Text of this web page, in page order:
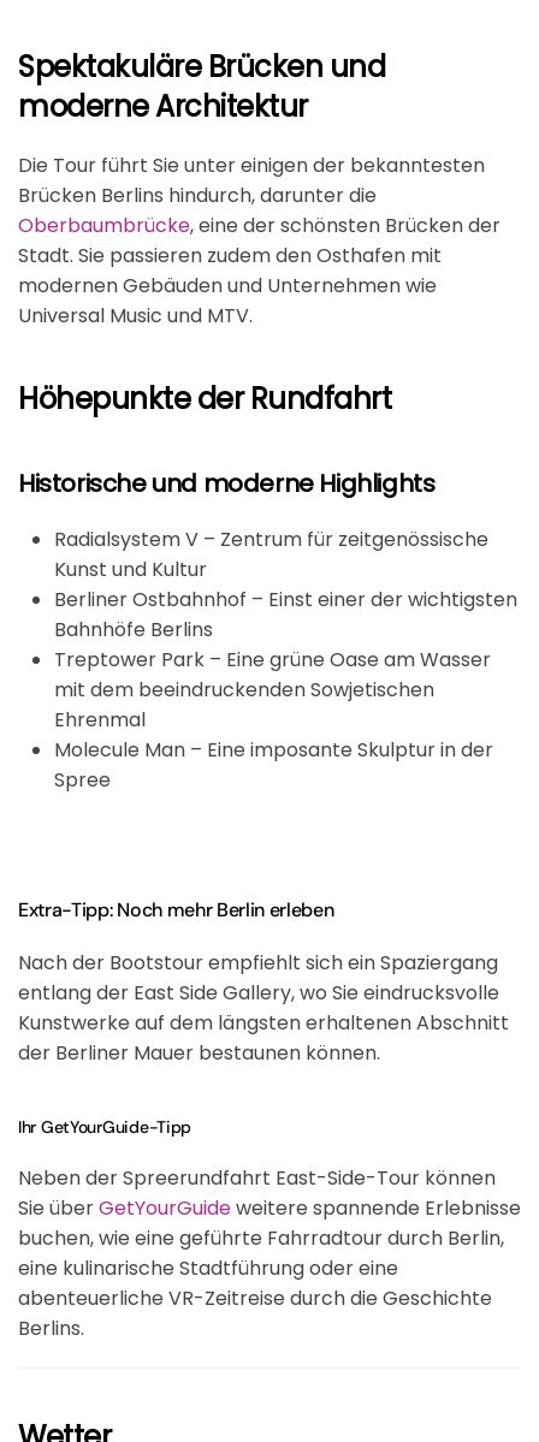
Spektakuläre Brücken und
moderne Architektur
Die Tour führt Sie unter einigen der bekanntesten
Brücken Berlins hindurch, darunter die
Oberbaumbrücke, eine der schönsten Brücken der
Stadt. Sie passieren zudem den Osthafen mit
modernen Gebäuden und Unternehmen wie
Universal Music und MTV.
Höhepunkte der Rundfahrt
Historische und moderne Highlights
Radialsystem V – Zentrum für zeitgenössische
Kunst und Kultur
Berliner Ostbahnhof – Einst einer der wichtigsten
Bahnhöfe Berlins
Treptower Park – Eine grüne Oase am Wasser
mit dem beeindruckenden Sowjetischen
Ehrenmal
Molecule Man – Eine imposante Skulptur in der
Spree
Extra-Tipp: Noch mehr Berlin erleben
Nach der Bootstour empfiehlt sich ein Spaziergang
entlang der East Side Gallery, wo Sie eindrucksvolle
Kunstwerke auf dem längsten erhaltenen Abschnitt
der Berliner Mauer bestaunen können.
Ihr GetYourGuide-Tipp
Neben der Spreerundfahrt East-Side-Tour können
Sie überGetYourGuideweitere spannende Erlebnisse
buchen, wie eine geführte Fahrradtour durch Berlin,
eine kulinarische Stadtführung oder eine
abenteuerliche VR-Zeitreise durch die Geschichte
Berlins.